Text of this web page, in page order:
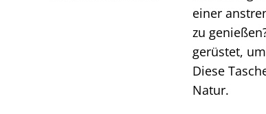
einer
zu
gerüstet,
Diese
Natur.